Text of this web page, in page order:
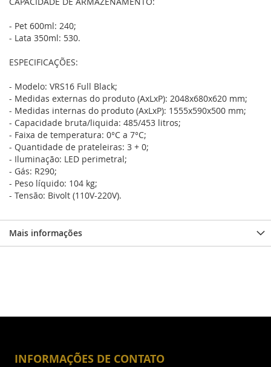
- Pet 600ml: 240;
- Lata 350ml: 530.
ESPECIFICAÇÕES:
- Modelo: VRS16 Full Black;
- Medidas externas do produto (AxLxP): 2048x680x620 mm;
- Medidas internas do produto (AxLxP): 1555x590x500 mm;
- Capacidade bruta/liquida: 485/453 litros;
- Faixa de temperatura: 0°C a 7°C;
- Quantidade de prateleiras: 3 + 0;
- Iluminação: LED perimetral;
- Gás: R290;
- Peso líquido: 104 kg;
- Tensão: Bivolt (110V-220V).
Mais informações
INFORMAÇÕES DE CONTATO